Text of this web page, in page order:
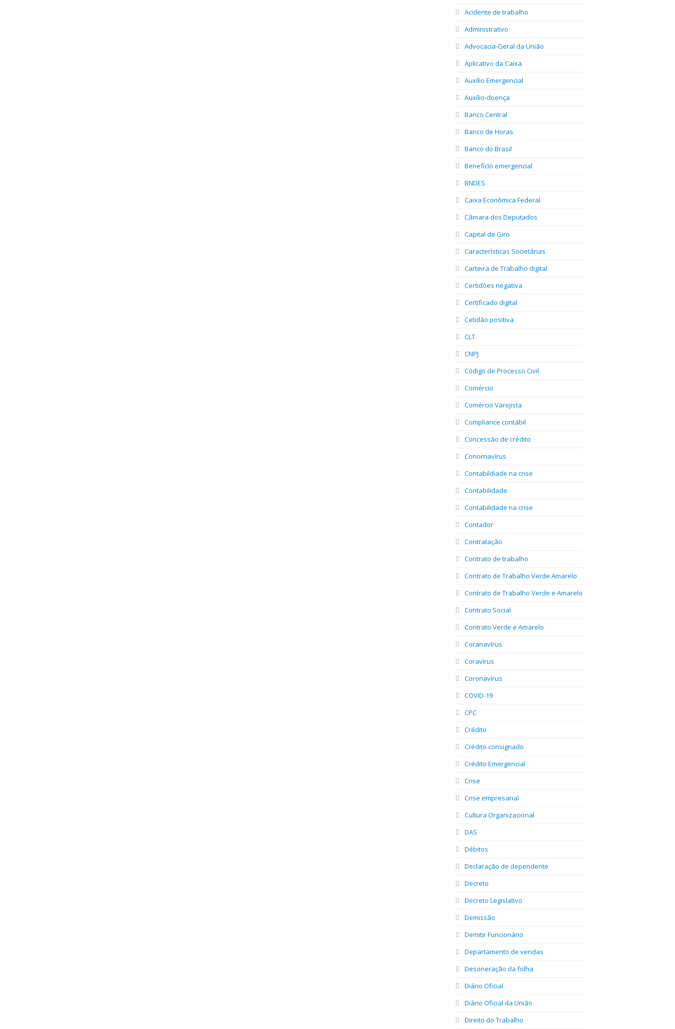
Acidente de trabalho
Administrativo
Advocacia-Geral da União
Aplicativo da Caixa
Auxílio Emergencial
Auxílio-doença
Banco Central
Banco de Horas
Banco do Brasil
Benefício emergencial
BNDES
Caixa Econômica Federal
Câmara dos Deputados
Capital de Giro
Características Societárias
Carteira de Trabalho digital
Certidões negativa
Certificado digital
Cetidão positiva
CLT
CNPJ
Código de Processo Civil
Comércio
Comércio Varejista
Compliance contábil
Concessão de crédito
Conornavírus
Contabildiade na crise
Contabilidade
Contabilidade na crise
Contador
Contratação
Contrato de trabalho
Contrato de Trabalho Verde Amarelo
Contrato de Trabalho Verde e Amarelo
Contrato Social
Contrato Verde e Amarelo
Coranavírus
Coravírus
Coronavírus
COVID-19
CPC
Crédito
Crédito consignado
Crédito Emergencial
Crise
Crise empresarial
Cultura Organizacional
DAS
Débitos
Declaração de dependente
Decreto
Decreto Legislativo
Demissão
Demitir Funcionário
Departamento de vendas
Desoneração da folha
Diário Oficial
Diário Oficial da União
Direito do Trabalho